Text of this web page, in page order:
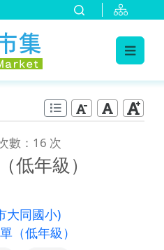
數：16 次
低年級）
大同國小)
（低年級）